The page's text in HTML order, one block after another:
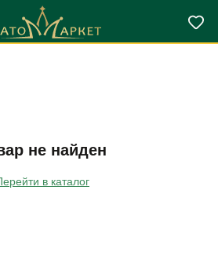
не найден
в каталог